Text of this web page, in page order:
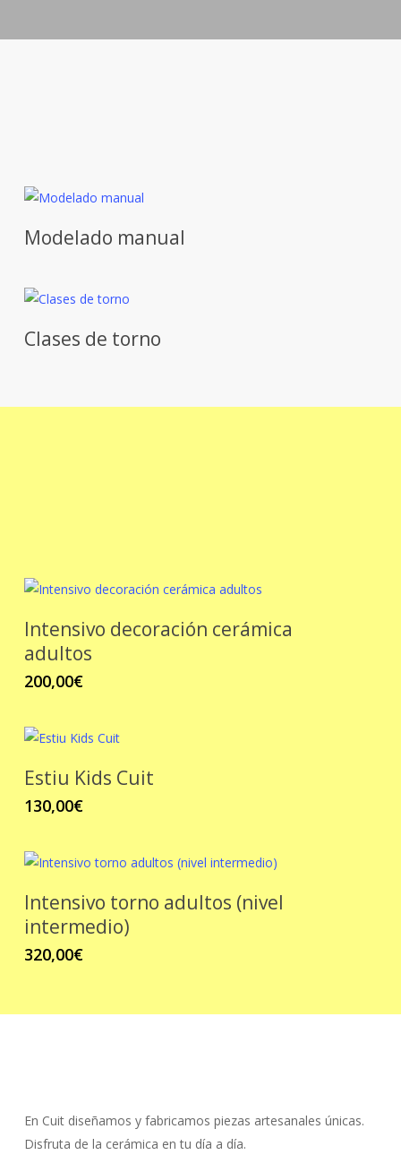
Modelado manual
Clases de torno
Intensivo decoración cerámica
adultos
200,00€
Estiu Kids Cuit
130,00€
Intensivo torno adultos (nivel
intermedio)
320,00€
En Cuit diseñamos y fabricamos piezas artesanales únicas.
Disfruta de la cerámica en tu día a día.